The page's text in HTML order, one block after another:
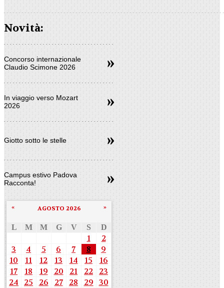
Novità:
Concorso internazionale
Claudio Scimone 2026
In viaggio verso Mozart
2026
Giotto sotto le stelle
Campus estivo Padova
Racconta!
AGOSTO 2026
« »
L M M G V S D
1
2
3
4 5 6 7 8
9
10
11 12 13 14 15
16
17
18 19 20 21 22
23
24
25 26 27 28 29 30